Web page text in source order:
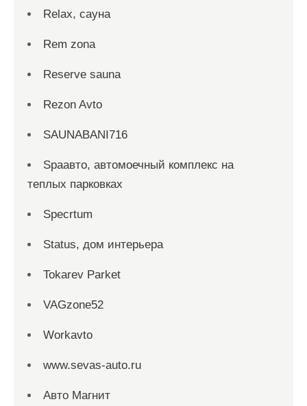
Relax, сауна
Rem zona
Reserve sauna
Rezon Avto
SAUNABANI716
Spaавто, автомоечный комплекс на
теплых парковках
Specrtum
Status, дом интерьера
Tokarev Parket
VAGzone52
Workavto
www.sevas-auto.ru
Авто Магнит